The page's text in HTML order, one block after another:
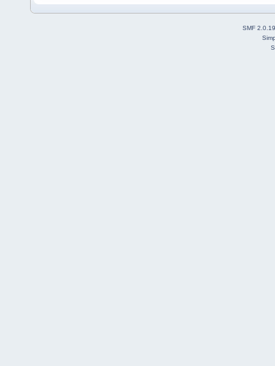
SMF 2.0.19